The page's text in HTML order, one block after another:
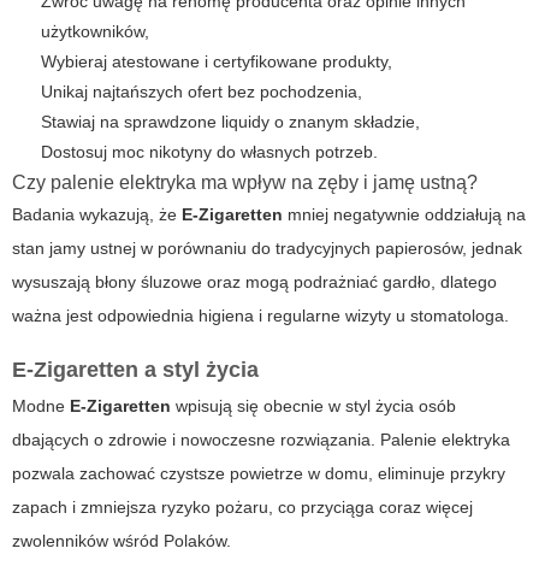
użytkowników,
Wybieraj atestowane i certyfikowane produkty,
Unikaj najtańszych ofert bez pochodzenia,
Stawiaj na sprawdzone liquidy o znanym składzie,
Dostosuj moc nikotyny do własnych potrzeb.
Czy palenie elektryka ma wpływ na zęby i jamę ustną?
Badania wykazują, że E-Zigaretten mniej negatywnie oddziałują na
stan jamy ustnej w porównaniu do tradycyjnych papierosów, jednak
wysuszają błony śluzowe oraz mogą podrażniać gardło, dlatego
ważna jest odpowiednia higiena i regularne wizyty u stomatologa.
E-Zigaretten a styl życia
Modne E-Zigaretten wpisują się obecnie w styl życia osób
dbających o zdrowie i nowoczesne rozwiązania. Palenie elektryka
pozwala zachować czystsze powietrze w domu, eliminuje przykry
zapach i zmniejsza ryzyko pożaru, co przyciąga coraz więcej
zwolenników wśród Polaków.